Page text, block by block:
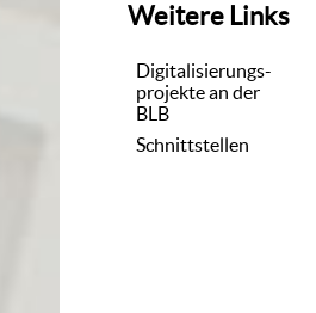
Weitere Links
Digitalisierungs-
projekte an der
BLB
Schnittstellen